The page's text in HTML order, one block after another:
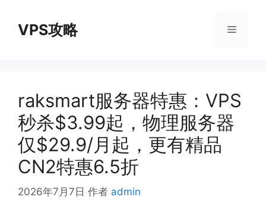
VPS攻略 菜
raksmart服务器特惠：VPS
秒杀$3.99起，物理服务器
仅$29.9/月起，更有精品
CN2特惠6.5折
2026年7月7日 作者 admin